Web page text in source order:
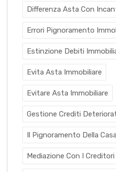
Differenza Asta Con
Errori Pignoramento
Estinzione Debiti
Evita Asta Immobiliare
Evitare Asta Immobiliare
Gestione Crediti
Il Pignoramento Della Casa
Mediazione Con I Creditori